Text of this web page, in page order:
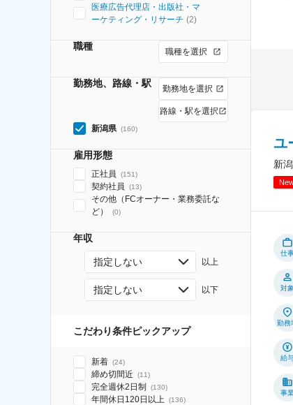
医療広告代理店・出版社・マ
ーケティング・リサーチ (2)
職種 職種を選択
勤務地、路線・駅 勤務地を選択
路線・駅を選択
新潟県 (160)
雇用形態
正社員 (151)
契約社員 (13)
その他（FCオーナー・業務委託な
ど）
(0)
年収
指定しない 以上
指定しない 以下
こだわり条件ピックアップ
新着 (24)
締め切間近 (11)
完全週休2日制 (130)
年間休日120日以上 (136)
ユ
新
仕
対象
勤務
給
事